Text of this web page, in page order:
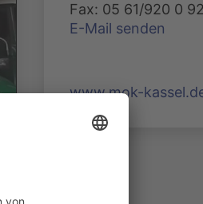
Fax: 05 61/920 0
E-Mail senden
www.mok-